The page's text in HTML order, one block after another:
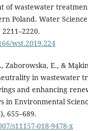
of wastewater
Poland. Water
wst.2019.224
Zaborowska, E., &
in wastewater
and enhancing
in Environmental
655–689.
s11157-018-9478-x